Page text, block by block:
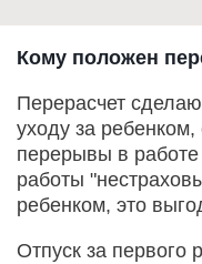
Кому положен
Перерасчет
уходу за
перерывы в
работы
ребенком, это
Отпуск за первого